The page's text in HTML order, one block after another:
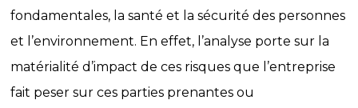
fondamentales, la santé et la sécurité des personnes
et l’environnement. En effet, l’analyse porte sur la
matérialité d’impact de ces risques que l’entreprise
fait peser sur ces parties prenantes ou